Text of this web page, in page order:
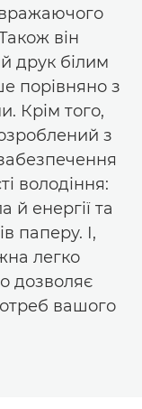
вражаючого
він
друк білим
порівняно з
Крім того,
з
володіння:
енергії та
паперу. І,
легко
дозволяє
вашого